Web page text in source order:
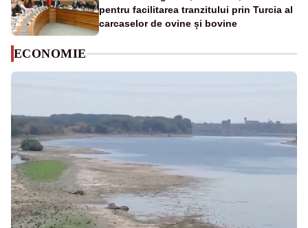
pentru facilitarea tranzitului prin Turcia al
carcaselor de ovine și bovine
ECONOMIE